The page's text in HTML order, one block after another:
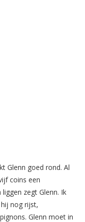
Glenn goed rond. Al
coins een
zegt Glenn. Ik
nog rijst,
Glenn moet in